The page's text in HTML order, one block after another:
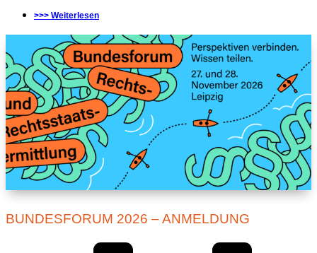
>>> Weiterlesen
BUNDESFORUM 2026 – ANMELDUNG